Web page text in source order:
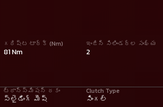
గరిష్ట టార్క్ (Nm)
81 Nm
ఇంజిన్ సిలిండర్ల సంఖ్య
2
ట్రాన్స్మిషన్ రకం
స్లైడింగ్ మెష్
Clutch Type
సింగల్